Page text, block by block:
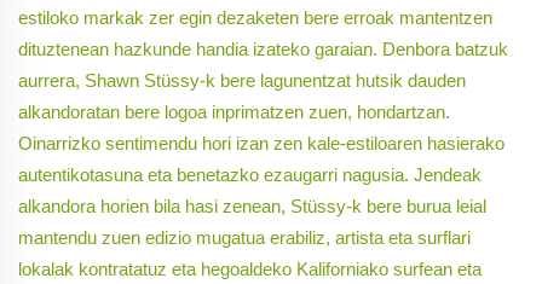
estiloko markak zer egin dezaketen bere erroak mantentzen
dituztenean hazkunde handia izateko garaian. Denbora batzuk
aurrera, Shawn Stüssy-k bere lagunentzat hutsik dauden
alkandoratan bere logoa inprimatzen zuen, hondartzan.
Oinarrizko sentimendu hori izan zen kale-estiloaren hasierako
autentikotasuna eta benetazko ezaugarri nagusia. Jendeak
alkandora horien bila hasi zenean, Stüssy-k bere burua leial
mantendu zuen edizio mugatua erabiliz, artista eta surflari
lokalak kontratatuz eta hegoaldeko Kaliforniako surfean eta